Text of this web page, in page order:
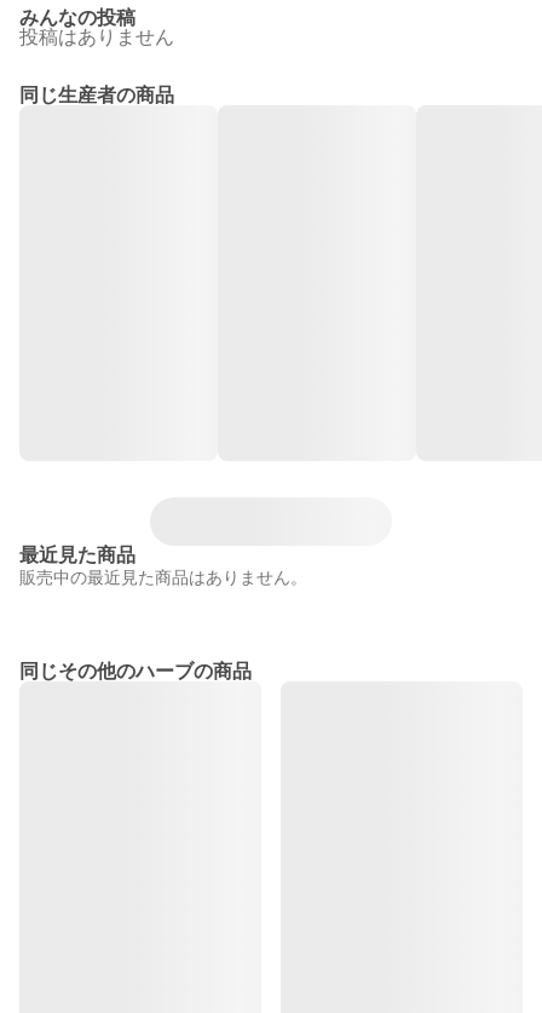
みんなの投稿
投稿はありません
同じ生産者の商品
最近見た商品
販売中の最近見た商品はありません。
同じその他のハーブの商品